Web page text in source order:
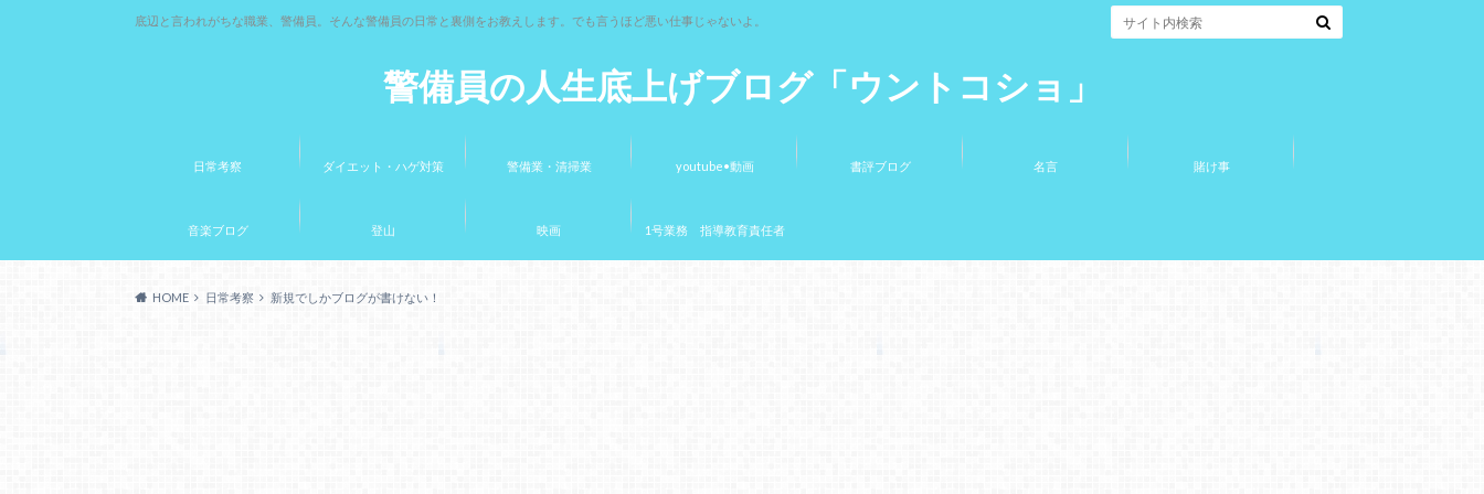
警備員の人生底上げブログ「ウントコショ」
底辺と言われがちな職業、警備員。そんな警備員の日常と裏側をお教えします。でも言うほど悪い仕事じゃないよ。
日常考察 ダイエット・ハゲ対策 警備業・清掃業 youtube•動画 書評ブログ 名言 賭け事
音楽ブログ 登山 映画 1号業務 指導教育責任者
HOME 日常考察 新規でしかブログが書けない！